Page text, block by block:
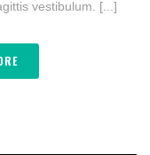
vestibulum. [...]